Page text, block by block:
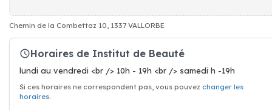
Chemin de la Combettaz 10, 1337 VALLORBE
Horaires de Institut de Beauté
lundi au vendredi <br /> 10h - 19h <br /> samedi h -19h
Si ces horaires ne correspondent pas, vous pouvez changer les
horaires.